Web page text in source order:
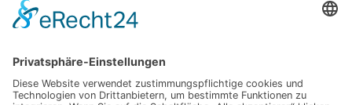
Unsere Kategorien
Apple Intern
Apple Software
Nützliches Apple Zubehör